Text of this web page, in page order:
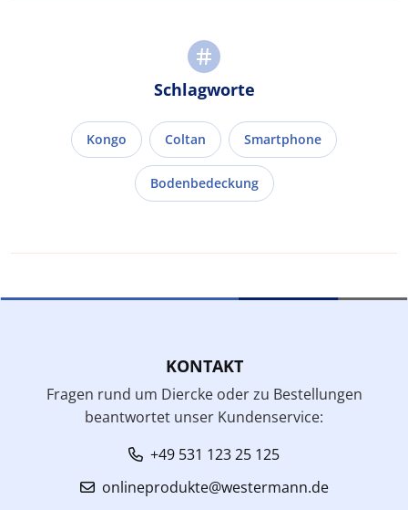
Schlagworte
Kongo Coltan Smartphone
Bodenbedeckung
KONTAKT
Fragen rund um Diercke oder zu Bestellungen
beantwortet unser Kundenservice:
+49 531 123 25 125
onlineprodukte@westermann.de